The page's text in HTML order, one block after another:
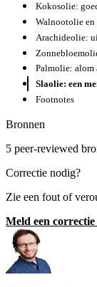
Kokosolie:
Walnootolie en
Arachideolie:
Palmolie: alom
Slaolie: een
Footnotes
Bronnen
5 peer-reviewed
Correctie nodig?
Zie een fout of
Meld een